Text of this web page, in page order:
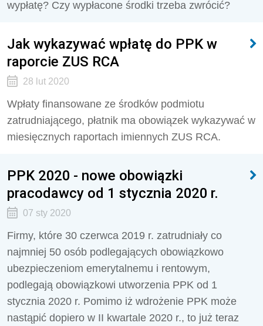
wypłatę? Czy wypłacone środki trzeba zwrócić?
Jak wykazywać wpłatę do PPK w
raporcie ZUS RCA
28 lut 2020
Wpłaty finansowane ze środków podmiotu
zatrudniającego, płatnik ma obowiązek wykazywać w
miesięcznych raportach imiennych ZUS RCA.
PPK 2020 - nowe obowiązki
pracodawcy od 1 stycznia 2020 r.
07 sty 2020
Firmy, które 30 czerwca 2019 r. zatrudniały co
najmniej 50 osób podlegających obowiązkowo
ubezpieczeniom emerytalnemu i rentowym,
podlegają obowiązkowi utworzenia PPK od 1
stycznia 2020 r. Pomimo iż wdrożenie PPK może
nastąpić dopiero w II kwartale 2020 r., to już teraz